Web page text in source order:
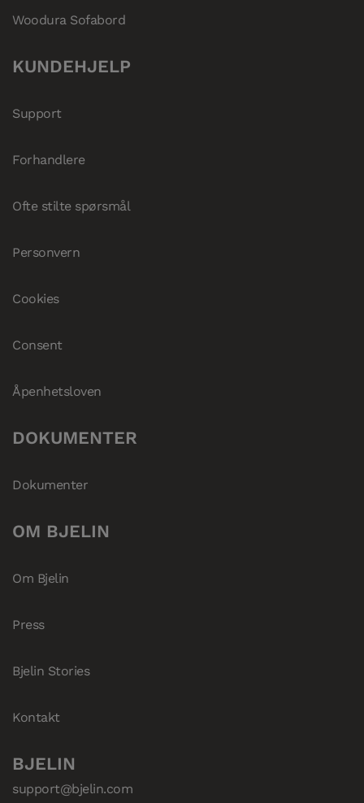
Woodura Sofabord
KUNDEHJELP
Support
Forhandlere
Ofte stilte spørsmål
Personvern
Cookies
Consent
Åpenhetsloven
DOKUMENTER
Dokumenter
OM BJELIN
Om Bjelin
Press
Bjelin Stories
Kontakt
BJELIN
support@bjelin.com